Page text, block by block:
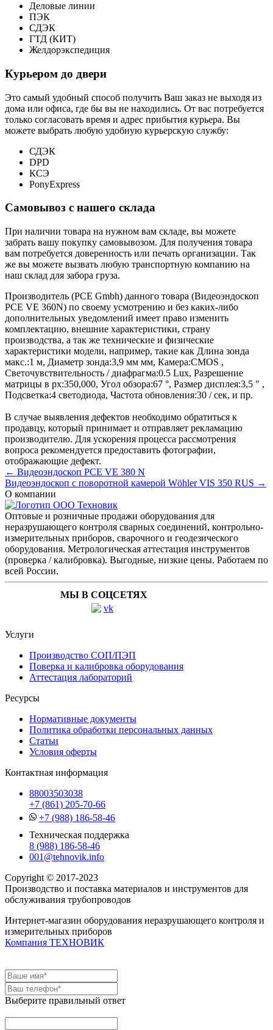
Деловые линии
ПЭК
СДЭК
ГТД (КИТ)
Желдорэкспедиция
Курьером до двери
Это самый удобный способ получить Ваш заказ не выходя из
дома или офиса, где бы вы не находились. От вас потребуется
только согласовать время и адрес прибытия курьера. Вы
можете выбрать любую удобную курьерскую службу:
СДЭК
DPD
КСЭ
PonyExpress
Самовывоз с нашего склада
При наличии товара на нужном вам складе, вы можете
забрать вашу покупку самовывозом. Для получения товара
вам потребуется доверенность или печать организации. Так
же вы можете вызвать любую транспортную компанию на
наш склад для забора груза.
Производитель (PCE Gmbh) данного товара (Видеоэндоскоп
PCE VE 360N) по своему усмотрению и без каких-либо
дополнительных уведомлений имеет право изменить
комплектацию, внешние характеристики, страну
производства, а так же технические и физические
характеристики модели, например, такие как Длина зонда
макс.:1 м, Диаметр зонда:3,9 мм мм, Камера:CMOS ,
Светочувствительность / диафрагма:0.5 Lux, Разрешение
матрицы в px:350,000, Угол обзора:67 °, Размер дисплея:3,5 " ,
Подсветка:4 светодиода, Частота обновления:30 / сек, и пр.
В случае выявления дефектов необходимо обратиться к
продавцу, который принимает и отправляет рекламацию
производителю. Для ускорения процесса рассмотрения
вопроса рекомендуется предоставить фотографии,
отображающие дефект.
← Видеоэндоскоп PCE VE 380 N
Видеоэндоскоп с поворотной камерой Wöhler VIS 350 RUS →
О компании
Оптовые и розничные продажи оборудования для
неразрушающего контроля сварных соединений, контрольно-
измерительных приборов, сварочного и геодезического
оборудования. Метрологическая аттестация инструментов
(проверка / калибровка). Выгодные, низкие цены. Работаем по
всей России.
МЫ В СОЦСЕТЯХ
Услуги
Производство СОП/ПЭП
Поверка и калибровка оборудования
Аттестация лабораторий
Ресурсы
Нормативные документы
Политика обработки персональных данных
Статьи
Условия оферты
Контактная информация
88003503038
+7 (861) 205-70-66
+7 (988) 186-58-46
Техническая поддержка
8 (988) 186-58-46
001@tehnovik.info
Copyright © 2017-2023
Производство и поставка материалов и инструментов для
обслуживания трубопроводов
Интернет-магазин оборудования неразрушающего контроля и
измерительных приборов
Компания ТЕХНОВИК
Выберите правильный ответ